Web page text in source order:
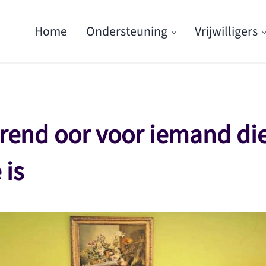
Home Ondersteuning Vrijwilligers
oor voor iemand